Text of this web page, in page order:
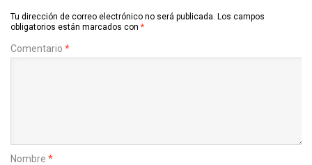
Tu dirección de correo electrónico no será publicada. Los campos
obligatorios están marcados con *
Comentario *
Nombre *